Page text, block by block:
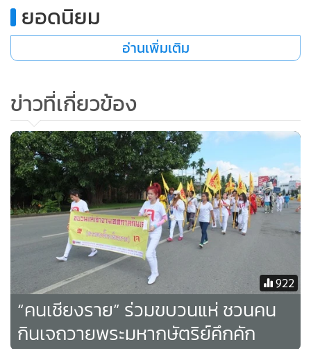
ยอดนิยม
อ่านเพิ่มเติม
ข่าวที่เกี่ยวข้อง
922
“คนเชียงราย” ร่วมขบวนแห่ ชวนคน
กินเจถวายพระมหากษัตริย์คึกคัก